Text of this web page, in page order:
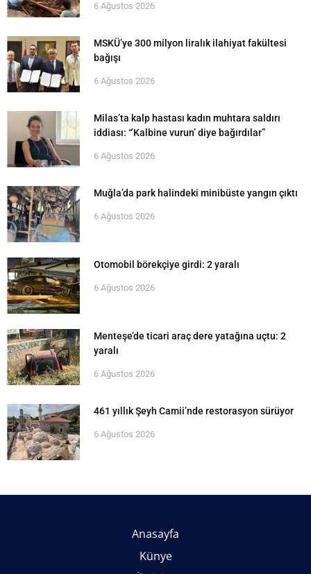
6 Ağustos 2026
MSKÜ’ye 300 milyon liralık ilahiyat fakültesi
bağışı
6 Ağustos 2026
Milas’ta kalp hastası kadın muhtara saldırı
iddiası: “’Kalbine vurun’ diye bağırdılar”
6 Ağustos 2026
Muğla’da park halindeki minibüste yangın çıktı
6 Ağustos 2026
Otomobil börekçiye girdi: 2 yaralı
6 Ağustos 2026
Menteşe’de ticari araç dere yatağına uçtu: 2
yaralı
6 Ağustos 2026
461 yıllık Şeyh Camii’nde restorasyon sürüyor
6 Ağustos 2026
Anasayfa
Künye